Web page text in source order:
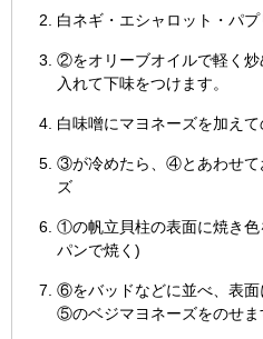
白ネギ・エシャロット・パプ
②をオリーブオイルで軽く炒
入れて下味をつけます。
白味噌にマヨネーズを加えて
③が冷めたら、④とあわせ
ズ
①の帆立貝柱の表面に焼き色
パンで焼く)
⑥をバッドなどに並べ、表面
⑤のベジマヨネーズをのせま